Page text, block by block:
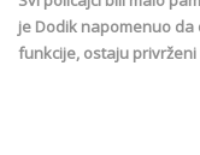
je Dodik napomenuo
funkcije, ostaju